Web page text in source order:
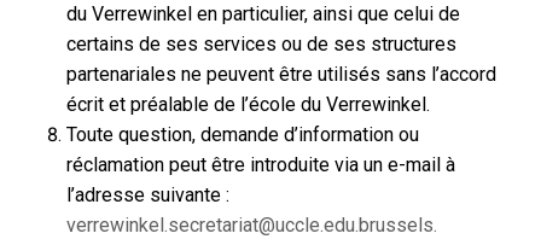
du Verrewinkel en particulier, ainsi que celui de
certains de ses services ou de ses structures
partenariales ne peuvent être utilisés sans l’accord
écrit et préalable de l’école du Verrewinkel.
Toute question, demande d’information ou
réclamation peut être introduite via un e-mail à
l’adresse suivante :
verrewinkel.secretariat@uccle.edu.brussels.